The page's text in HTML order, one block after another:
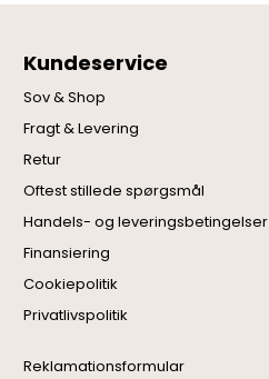
Kundeservice
Sov & Shop
Fragt & Levering
Retur
Oftest stillede spørgsmål
Handels- og leveringsbetingelser
Finansiering
Cookiepolitik
Privatlivspolitik
Reklamationsformular